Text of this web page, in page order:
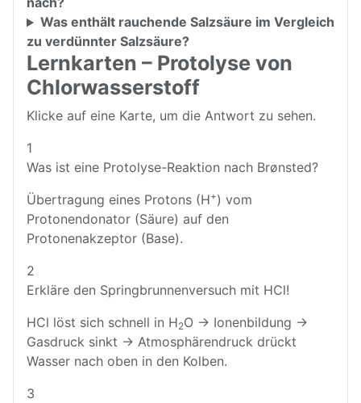
Was enthält rauchende Salzsäure im Vergleich
zu verdünnter Salzsäure?
Lernkarten – Protolyse von
Chlorwasserstoff
Klicke auf eine Karte, um die Antwort zu sehen.
1
Was ist eine Protolyse-Reaktion nach Brønsted?
Übertragung eines Protons (H+) vom
Protonendonator (Säure) auf den
Protonenakzeptor (Base).
2
Erkläre den Springbrunnenversuch mit HCl!
HCl löst sich schnell in H2O → Ionenbildung →
Gasdruck sinkt → Atmosphärendruck drückt
Wasser nach oben in den Kolben.
3